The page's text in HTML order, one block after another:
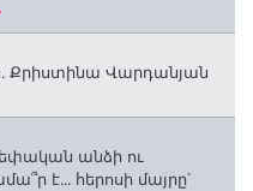
Քրիստինա Վարդանյան
անձի ու
է․․․ հերոսի մայրը՝